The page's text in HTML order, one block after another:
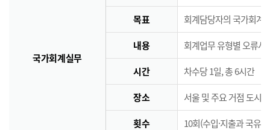
국가회계실무
목표 회계담당자의 국가회계
내용 회계업무 유형별 오류사
시간 차수당 1일, 총 6시간
장소 서울 및 주요 거점 도시
횟수 10회(수입·지출과 국유·